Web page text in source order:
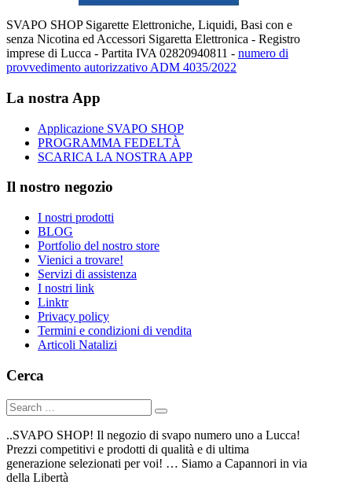
SVAPO SHOP Sigarette Elettroniche, Liquidi, Basi con e
senza Nicotina ed Accessori Sigaretta Elettronica - Registro
imprese di Lucca - Partita IVA 02820940811 - numero di
provvedimento autorizzativo ADM 4035/2022
La nostra App
Applicazione SVAPO SHOP
PROGRAMMA FEDELTÀ
SCARICA LA NOSTRA APP
Il nostro negozio
I nostri prodotti
BLOG
Portfolio del nostro store
Vienici a trovare!
Servizi di assistenza
I nostri link
Linktr
Privacy policy
Termini e condizioni di vendita
Articoli Natalizi
Cerca
..SVAPO SHOP! Il negozio di svapo numero uno a Lucca!
Prezzi competitivi e prodotti di qualità e di ultima
generazione selezionati per voi! … Siamo a Capannori in via
della Libertà